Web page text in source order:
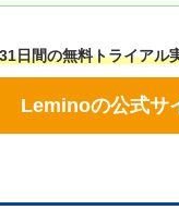
日間の無料トライアル
Leminoの公式サ